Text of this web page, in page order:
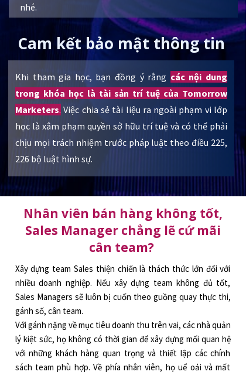
nhé.
Khi tham gia học, bạn đồng ý rằng các nội dung
trong khóa học là tài sản trí tuệ của Tomorrow
Marketers. Việc chia sẻ tài liệu ra ngoài phạm vi lớp
học là xâm phạm quyền sở hữu trí tuệ và có thể phải
chịu mọi trách nhiệm trước pháp luật theo điều 225,
226 bộ luật hình sự.
Cam kết bảo mật thông tin
Nhân viên bán hàng không tốt,
Sales Manager chẳng lẽ cứ mãi
cân team?
Xây dựng team Sales thiện chiến là thách thức lớn đối với
nhiều doanh nghiệp. Nếu xây dựng team không đủ tốt,
Sales Managers sẽ luôn bị cuốn theo guồng quay thực thi,
gánh số, cân team.
Với gánh nặng về mục tiêu doanh thu trên vai, các nhà quản
lý kiệt sức, họ không có thời gian để xây dựng mối quan hệ
với những khách hàng quan trọng và thiết lập các chính
sách team phù hợp. Về phía nhân viên, họ uể oải và mất